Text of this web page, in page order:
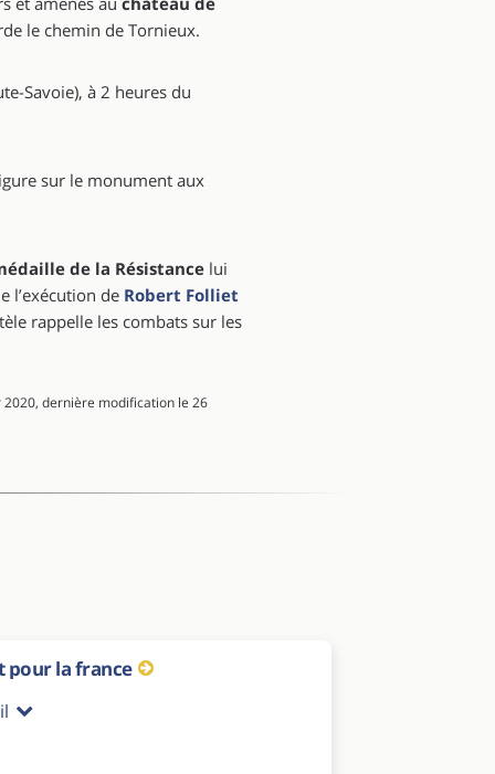
le chemin de Tornieux.
Savoie), à 2 heures du
sur le monument aux
de la Résistance lui
l’exécution de Robert Folliet
rappelle les combats sur les
2020, dernière modification le 26
pour la france